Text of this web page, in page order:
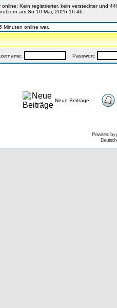
online: Kein registrierter, kein versteckter und
am So 10 Mai, 2026 16:46.
Minuten online war.
Passwort:
Neue Beiträge
Powered by